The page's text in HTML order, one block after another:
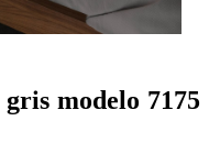
modelo 7175